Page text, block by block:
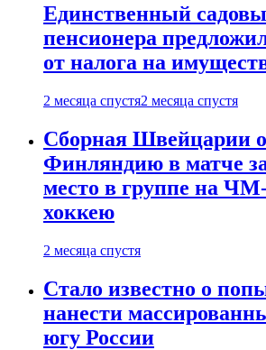
Единственный
пенсионера
от налога на
2 месяца спустя2 месяца спустя
Сборная Швейцарии
Финляндию в матче
место в группе на
хоккею
2 месяца спустя
Стало известно о
нанести
югу России